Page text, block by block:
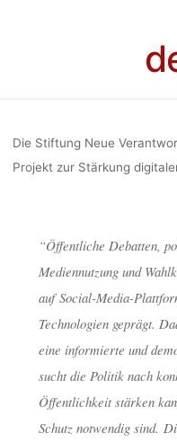
Die Stiftung Neue
Projekt zur Stärkung
“Öffentliche Debatten,
Mediennutzung und
auf Social-Media-
Technologien geprägt.
eine informierte und
sucht die Politik nach
Öffentlichkeit stärken
Schutz notwendig sind.